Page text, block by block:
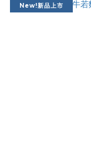
New!新品上市